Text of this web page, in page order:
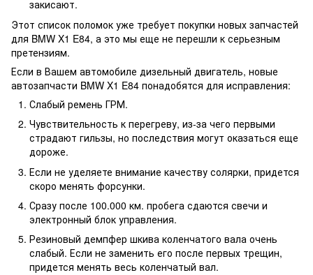
закисают.
Этот список поломок уже требует покупки новых запчастей
для BMW X1 E84, а это мы еще не перешли к серьезным
претензиям.
Если в Вашем автомобиле дизельный двигатель, новые
автозапчасти BMW X1 E84 понадобятся для исправления:
Слабый ремень ГРМ.
Чувствительность к перегреву, из-за чего первыми
страдают гильзы, но последствия могут оказаться еще
дороже.
Если не уделяете внимание качеству солярки, придется
скоро менять форсунки.
Сразу после 100.000 км. пробега сдаются свечи и
электронный блок управления.
Резиновый демпфер шкива коленчатого вала очень
слабый. Если не заменить его после первых трещин,
придется менять весь коленчатый вал.